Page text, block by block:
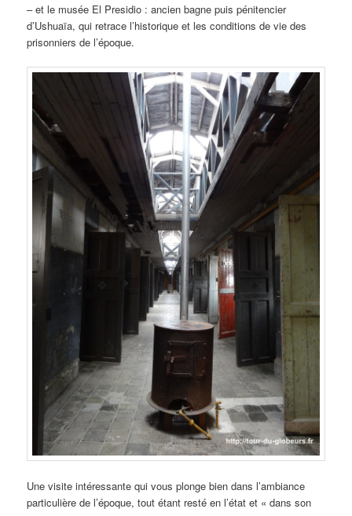
– et le musée El Presidio : ancien bagne puis pénitencier
d’Ushuaïa, qui retrace l’historique et les conditions de vie des
prisonniers de l’époque.
Une visite intéressante qui vous plonge bien dans l’ambiance
particulière de l’époque, tout étant resté en l’état et « dans son